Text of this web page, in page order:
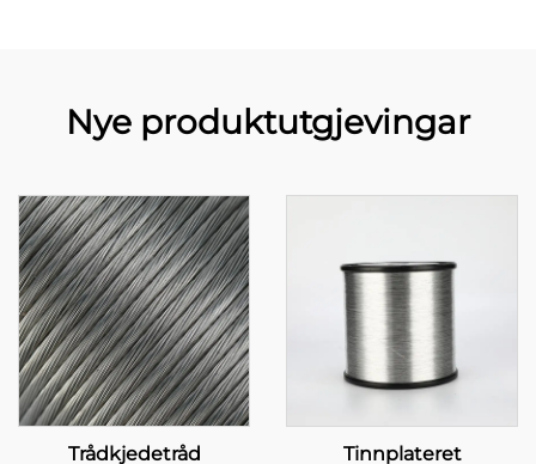
Nye produktutgjevingar
Trådkjedetråd
Tinnplateret